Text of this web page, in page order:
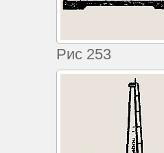
Рис 253